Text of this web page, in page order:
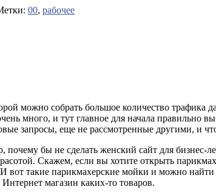
00, рабочее
можно собрать большое количество
много, и тут главное для начала правильно
запросы, еще не рассмотренные другими, и
бы не сделать женский сайт для
Скажем, если вы хотите открыть
вот такие парикмахерские мойки и можно
магазин каких-то товаров.